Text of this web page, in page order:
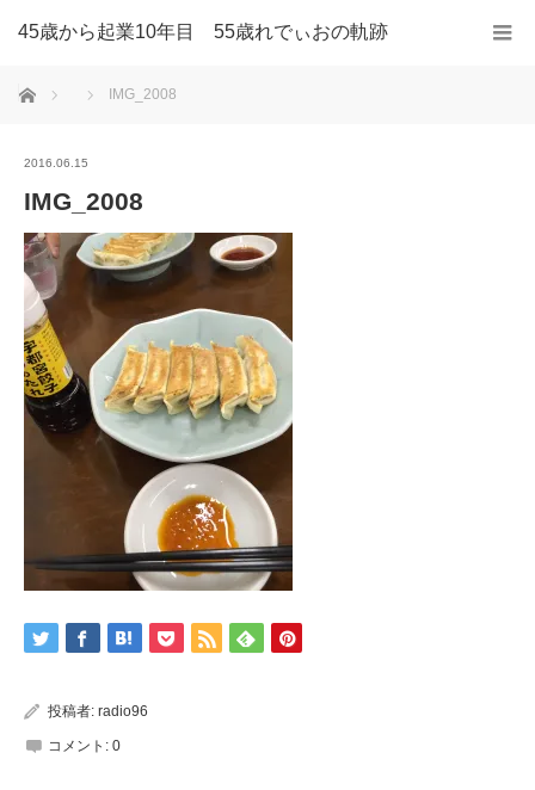
45歳から起業10年目 55歳れでぃおの軌跡
ホーム IMG_2008
2016.06.15
IMG_2008
投稿者: radio96
コメント: 0